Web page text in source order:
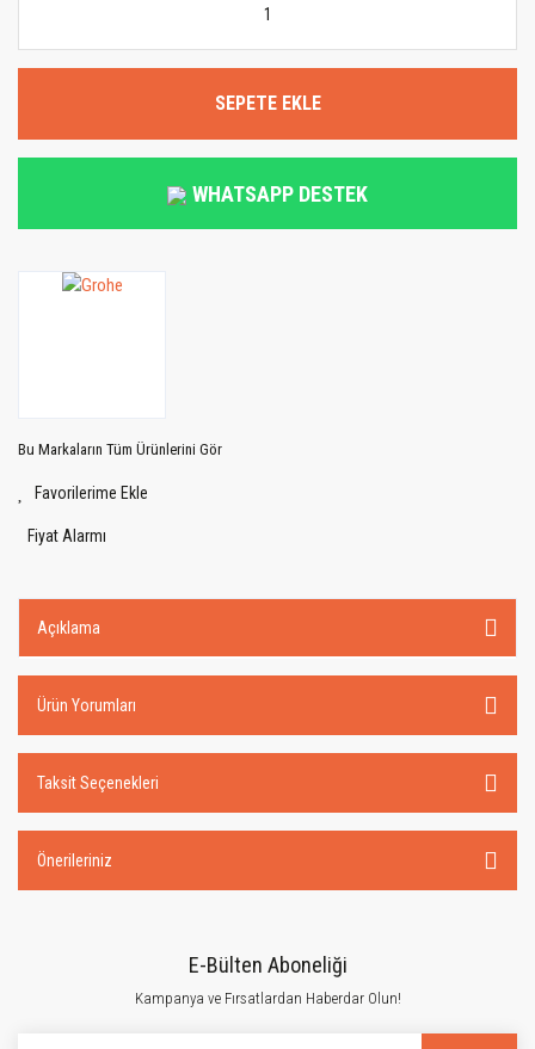
SEPETE EKLE
WHATSAPP DESTEK
Bu Markaların Tüm Ürünlerini Gör
Fiyat Alarmı
Açıklama
Ürün Yorumları
Taksit Seçenekleri
Önerileriniz
E-Bülten Aboneliği
Kampanya ve Fırsatlardan Haberdar Olun!